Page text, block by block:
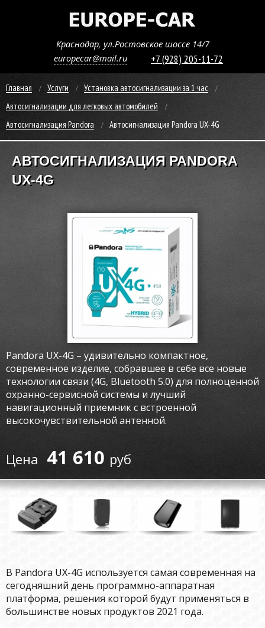
Краснодар, ул.Ростовское шоссе 14/7
europecar@mail.ru
+7 (928) 205-11-72
Главная Услуги
Установка автосигнализации за 1 час
Автосигнализации для легковых автомобилей
Автосигнализация Pandora
Автосигнализация Pandora UX-4G
АВТОСИГНАЛИЗАЦИЯ PANDORA
UX-4G
Pandora UX-4G – удивительно компактное,
современное изделие, собравшее в себе все новые
технологии связи (4G, Bluetooth 5.0) для полноценной
охранно-сервисной системы и лучший
навигационный приемник с встроенной
высокочувствительной антенной.
41 610 руб
В Pandora UX-4G используется самая современная на
сегодняшний день программно-аппаратная
платформа, решения которой будут применяться в
большинстве новых продуктов 2021 года.